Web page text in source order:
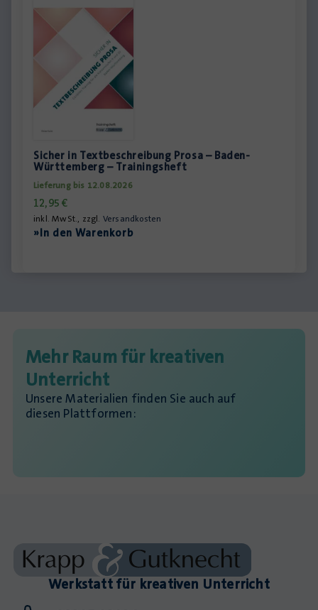
Sicher in Textbeschreibung Prosa – Baden-
Württemberg – Trainingsheft
Lieferung bis 12.08.2026
12,95€
inkl. MwSt., zzgl. Versandkosten
»In den Warenkorb
Mehr Raum für kreativen
Unterricht
Unsere Materialien finden Sie auch auf
diesen Plattformen:
Werkstatt für kreativen Unterricht